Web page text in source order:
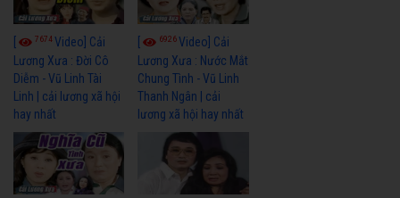
7674Video] Cải
Lương Xưa : Đời Cô
Diễm - Vũ Linh Tài
Linh | cải lương xã hội
hay nhất
6926Video] Cải
Lương Xưa : Nước Mắt
Chung Tình - Vũ Linh
Thanh Ngân | cải
lương xã hội hay nhất